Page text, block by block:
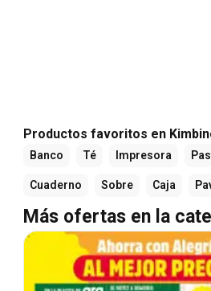
Productos favoritos en
Banco Té Impresora
Cuaderno Sobre Caja
Más ofertas en la